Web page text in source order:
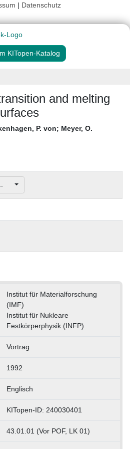
| Datenschutz
KITopen-Katalog
and melting
P. von; Meyer, O.
...
Institut für Materialforschung
(IMF)
Institut für Nukleare
Festkörperphysik (INFP)
Vortrag
1992
Englisch
KITopen-ID: 240030401
43.01.01 (Vor POF, LK 01)